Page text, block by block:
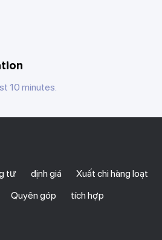
10 minutes.
tư định giá
Xuất chi hàng loạt
Quyên góp tích hợp